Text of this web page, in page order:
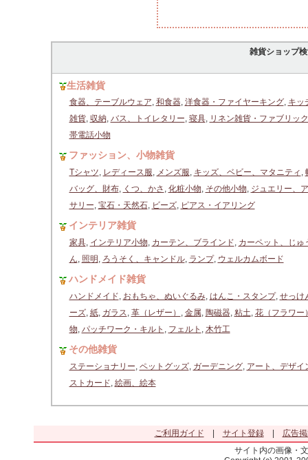
雑貨ショップ
生活雑貨
食器、テーブルウェア, 和食器, 洋食器・ファイヤーキング, キッ
雑貨, 収納, バス、トイレタリー, 寝具, リネン雑貨・ファブリック
帯電話小物
ファッション、小物雑貨
Tシャツ, レディース服, メンズ服, キッズ、ベビー、マタニティ ,
バッグ、財布, くつ、かさ , 化粧小物, その他小物, ジュエリー、
サリー, 宝石・天然石, ビーズ, ピアス・イアリング
インテリア雑貨
家具, インテリア小物, カーテン、ブラインド, カーペット、じゅ
ん, 照明 , ろうそく、キャンドル, ランプ, ウェルカムボード
ハンドメイド雑貨
ハンドメイド, おもちゃ、ぬいぐるみ, はんこ・スタンプ, せっけ
ーズ, 紙, ガラス, 革（レザー） , 金属, 陶磁器, 粘土, 花（フラワー
物, パッチワーク・キルト , フェルト , 木竹工
その他雑貨
ステーショナリー, ペットグッズ, ガーデニング, アート、デザイ
ストカード, 絵画、絵本
ご利用ガイド サイト登録|
広告
サイト内の画像・